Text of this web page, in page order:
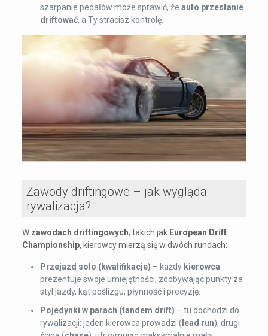
szarpanie pedałów może sprawić, że auto przestanie
driftować, a Ty stracisz kontrolę.
Zawody driftingowe – jak wygląda
rywalizacja?
W zawodach driftingowych, takich jak European Drift
Championship, kierowcy mierzą się w dwóch rundach:
Przejazd solo (kwalifikacje) – każdy kierowca
prezentuje swoje umiejętności, zdobywając punkty za
styl jazdy, kąt poślizgu, płynność i precyzję.
Pojedynki w parach (tandem drift) – tu dochodzi do
rywalizacji: jeden kierowca prowadzi ( lead run), drugi